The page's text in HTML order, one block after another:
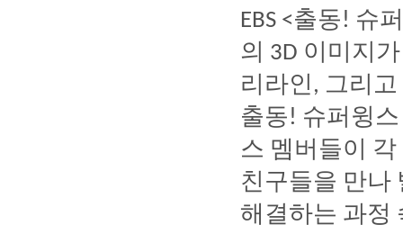
EBS <출동! 슈
의 3D 이미지가
리라인 , 그리고
출동! 슈퍼윙스
스 멤버들이 각
친구들을 만나
해결하는 과정